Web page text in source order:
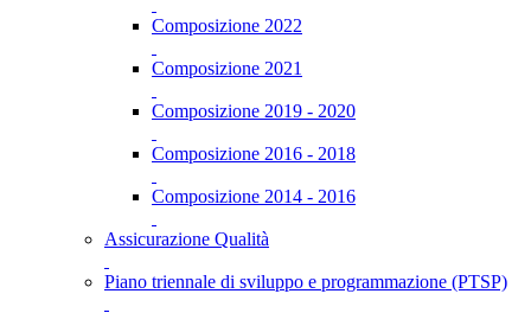
Composizione 2022
Composizione 2021
Composizione 2019 - 2020
Composizione 2016 - 2018
Composizione 2014 - 2016
Assicurazione Qualità
Piano triennale di sviluppo e programmazione (PTSP)